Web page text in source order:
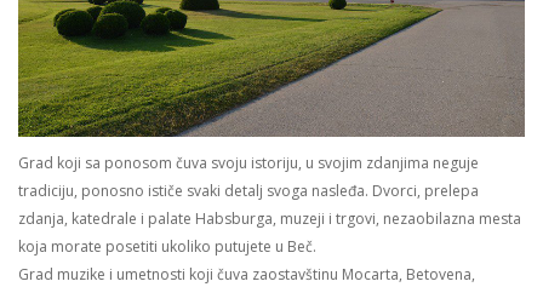
Grad koji sa ponosom čuva svoju istoriju, u svojim zdanjima neguje
tradiciju, ponosno ističe svaki detalj svoga nasleđa. Dvorci, prelepa
zdanja, katedrale i palate Habsburga, muzeji i trgovi, nezaobilazna mesta
koja morate posetiti ukoliko putujete u Beč.
Grad muzike i umetnosti koji čuva zaostavštinu Mocarta, Betovena,